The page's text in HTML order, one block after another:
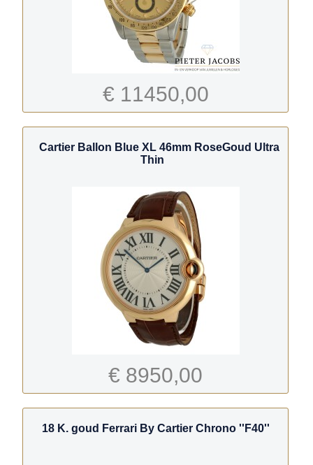
€ 11450,00
Cartier Ballon Blue XL 46mm RoseGoud Ultra
Thin
€ 8950,00
18 K. goud Ferrari By Cartier Chrono ''F40''